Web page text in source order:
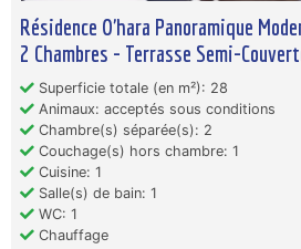
Résidence O'hara Panoramique
2 Chambres - Terrasse Semi-
Superficie totale (en m²): 28
Animaux: acceptés sous conditions
Chambre(s) séparée(s): 2
Couchage(s) hors chambre: 1
Cuisine: 1
Salle(s) de bain: 1
WC: 1
Chauffage